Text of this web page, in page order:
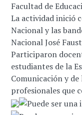
Facultad de
La actividad inició
Nacional y las
Nacional José
Participaron
estudiantes de la
Comunicación y
profesionales que